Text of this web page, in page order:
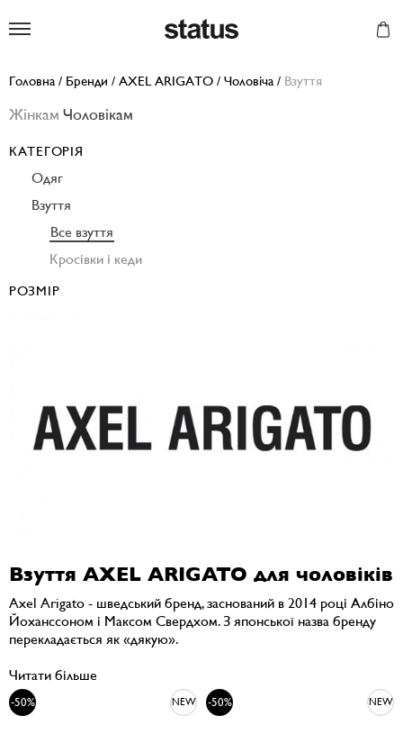
Головна / Бренди / AXEL ARIGATO / Чоловіча / Взуття
Взуття AXEL ARIGATO для чоловіків
Axel Arigato - шведський бренд, заснований в 2014 році Албіно
Йоханссоном і Максом Свердхом. З японської назва бренду
перекладається як «дякую».
Читати більше
-50% NEW -50% NEW
Жінкам Чоловікам
КАТЕГОРІЯ
Одяг
Взуття
Все взуття
Кросівки і кеди
РОЗМІР